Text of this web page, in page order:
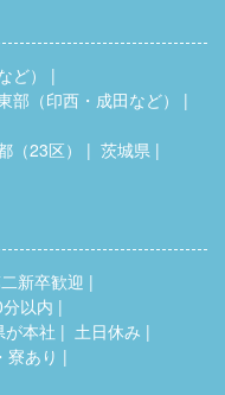
）
部（印西・成田など）
（23区）
茨城県
新卒歓迎
以内
が本社
土日休み
寮あり